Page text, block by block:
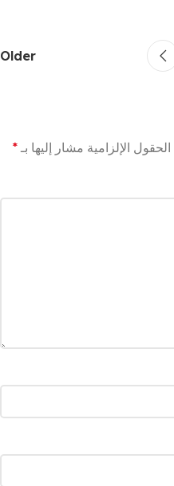
Older
الحقول الإلزامية مشار إليها بـ *